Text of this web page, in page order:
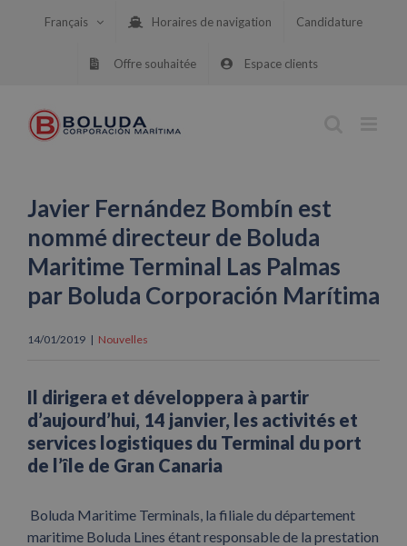
Français Horaires de navigation Candidature
Offre souhaitée Espace clients
Javier Fernández Bombín est
nommé directeur de Boluda
Maritime Terminal Las Palmas
par Boluda Corporación Marítima
14/01/2019 | Nouvelles
Il dirigera et développera à partir
d’aujourd’hui, 14 janvier, les activités et
services logistiques du Terminal du port
de l’île de Gran Canaria
Boluda Maritime Terminals, la filiale du département
maritime Boluda Lines étant responsable de la prestation